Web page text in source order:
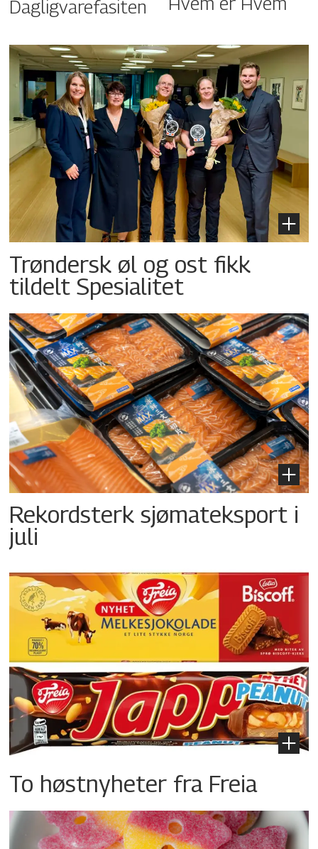
Dagligvarefasiten
Trøndersk øl og ost fikk
tildelt Spesialitet
Rekordsterk sjømateksport i
juli
To høstnyheter fra Freia